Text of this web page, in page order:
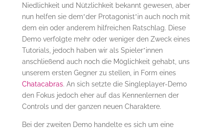
Niedlichkeit und Nützlichkeit bekannt gewesen, aber
nun helfen sie dem*der Protagonist*in auch noch mit
dem ein oder anderem hilfreichen Ratschlag. Diese
Demo verfolgte mehr oder weniger den Zweck eines
Tutorials, jedoch haben wir als Spieler*innen
anschließend auch noch die Möglichkeit gehabt, uns
unserem ersten Gegner zu stellen, in Form eines
Chatacabras. An sich setzte die Singleplayer-Demo
den Fokus jedoch eher auf das Kennenlernen der
Controls und der ganzen neuen Charaktere.
Bei der zweiten Demo handelte es sich um eine